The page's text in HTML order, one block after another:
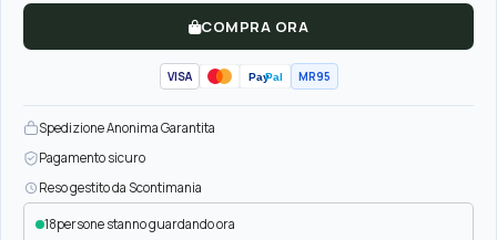
COMPRA ORA
VISA PayPal MR95
Spedizione Anonima Garantita
Pagamento sicuro
Reso gestito da Scontimania
18persone stanno guardando ora